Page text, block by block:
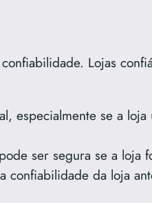
Lojas
especialmente se a
ser segura se a loja
confiabilidade da loja